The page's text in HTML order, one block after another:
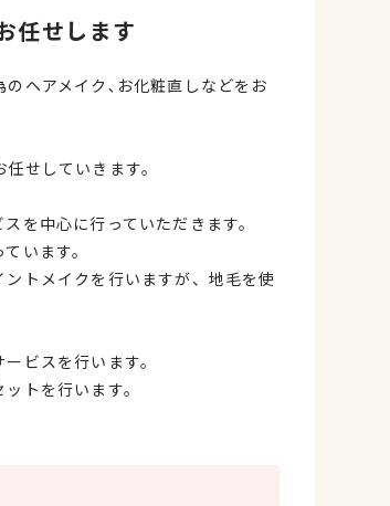
任せします
ヘアメイク､お化粧直しなどをお
せしていきます。
を中心に行っていただきます。
います。
トメイクを行いますが、地毛を使
ビスを行います。
トを行います。